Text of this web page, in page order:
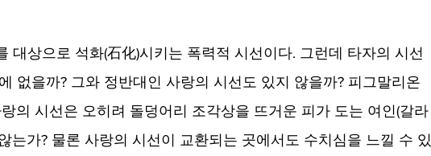
대상으로 석화(石化)시키는 폭력적 시선이다. 그런데 타자의 시선
없을까? 그와 정반대인 사랑의 시선도 있지 않을까? 피그말리온
의 시선은 오히려 돌덩어리 조각상을 뜨거운 피가 도는 여인(갈라
는가? 물론 사랑의 시선이 교환되는 곳에서도 수치심을 느낄 수 있